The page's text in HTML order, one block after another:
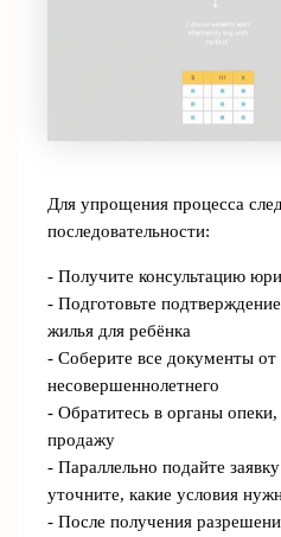
Для упрощения процесса
последовательности:
- Получите консультацию
- Подготовьте
жилья для ребёнка
- Соберите все документы от
несовершеннолетнего
- Обратитесь в органы опеки,
продажу
- Параллельно подайте
уточните, какие условия
- После получения